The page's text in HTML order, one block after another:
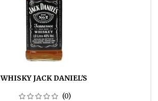
WHISKY JACK DANIEL'S
(0)